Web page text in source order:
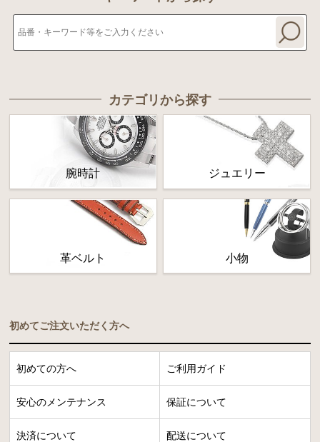
カテゴリから探す
腕時計 ジュエリー
革ベルト 小物
初めてご注文いただく方へ
初めての方へ ご利用ガイド
安心のメンテナンス 保証について
決済について 配送について